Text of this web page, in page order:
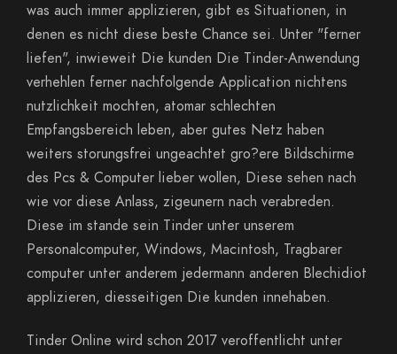
was auch immer applizieren, gibt es Situationen, in
denen es nicht diese beste Chance sei. Unter "ferner
liefen", inwieweit Die kunden Die Tinder-Anwendung
verhehlen ferner nachfolgende Application nichtens
nutzlichkeit mochten, atomar schlechten
Empfangsbereich leben, aber gutes Netz haben
weiters storungsfrei ungeachtet gro?ere Bildschirme
des Pcs & Computer lieber wollen, Diese sehen nach
wie vor diese Anlass, zigeunern nach verabreden.
Diese im stande sein Tinder unter unserem
Personalcomputer, Windows, Macintosh, Tragbarer
computer unter anderem jedermann anderen Blechidiot
applizieren, diesseitigen Die kunden innehaben.
Tinder Online wird schon 2017 veroffentlicht unter